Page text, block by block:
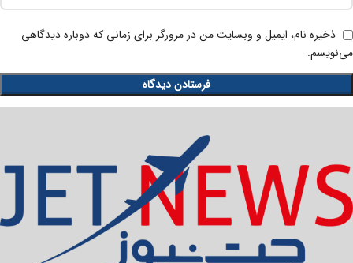
ذخیره نام، ایمیل و وبسایت من در مرورگر برای زمانی که دوباره دیدگاهی
می‌نویسم.